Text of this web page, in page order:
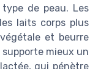
de peau. Les
laits corps plus
et beurre
supporte mieux un
qui pénètre